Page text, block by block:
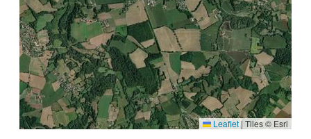
Leaflet | Tiles © Esri